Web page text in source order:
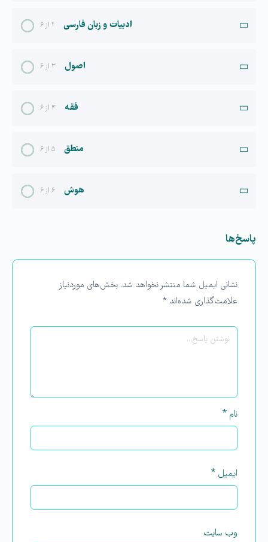
۲ از ۶ ادبیات و زبان فارسی
۳ از ۶ اصول
۴ از ۶ فقه
۵ از ۶ منطق
۶ از ۶ هوش
پاسخ‌ها
نشانی ایمیل شما منتشر نخواهد شد. بخش‌های موردنیاز
علامت‌گذاری شده‌اند *
نام *
ایمیل *
وب‌ سایت